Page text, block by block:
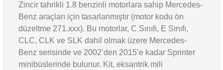
Zincir tahrikli 1.8 benzinli motorlara sahip Mercedes-
Benz araçları için tasarlanmıştır (motor kodu ön
düzeltme 271.xxx). Bu motorlar, C Sınıfı, E Sınıfı,
CLC, CLK ve SLK dahil olmak üzere Mercedes-
Benz serisinde ve 2002’den 2015’e kadar Sprinter
minibüslerinde bulunur. Kit, eksantrik mili